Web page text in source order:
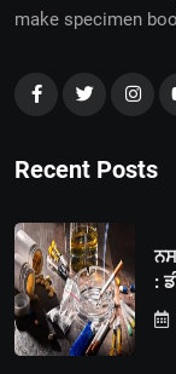
make specimen
Recent Posts
: